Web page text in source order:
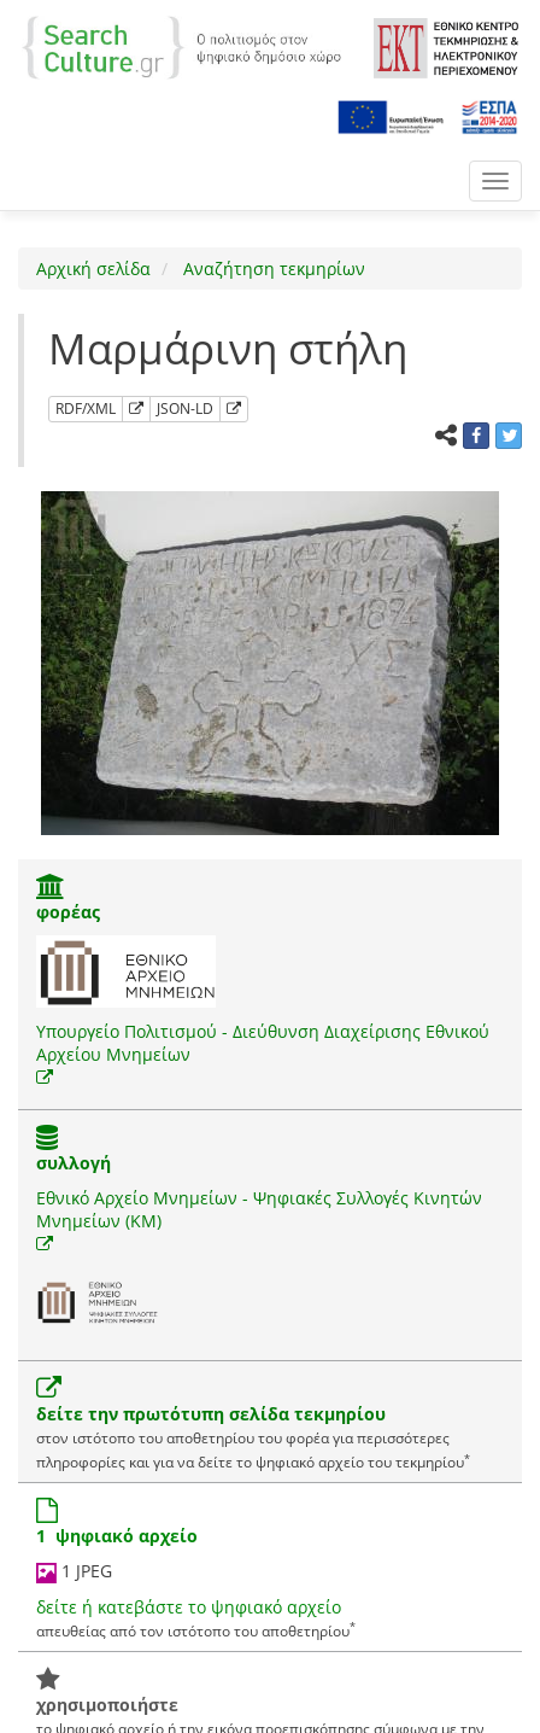
Αρχική σελίδα Αναζήτηση τεκμηρίων
Μαρμάρινη στήλη
RDF/XML JSON-LD
φορέας
Υπουργείο Πολιτισμού - Διεύθυνση Διαχείρισης Εθνικού
Αρχείου Μνημείων
συλλογή
Εθνικό Αρχείο Μνημείων - Ψηφιακές Συλλογές Κινητών
Μνημείων (ΚΜ)
δείτε την πρωτότυπη σελίδα τεκμηρίου
στον ιστότοπο του αποθετηρίου του φορέα για περισσότερες
πληροφορίες και για να δείτε το ψηφιακό αρχείο του τεκμηρίου*
1 ψηφιακό αρχείο
1 JPEG
δείτε ή κατεβάστε το ψηφιακό αρχείο
απευθείας από τον ιστότοπο του αποθετηρίου*
χρησιμοποιήστε
το ψηφιακό αρχείο ή την εικόνα προεπισκόπησης σύμφωνα με την